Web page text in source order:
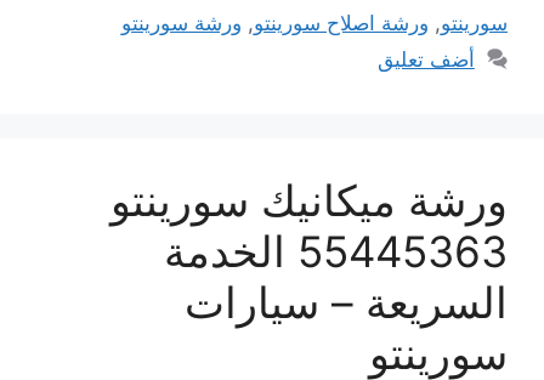
سورينتو, ورشة اصلاح سورينتو, ورشة سورينتو
أضف تعليق
ورشة ميكانيك سورينتو
55445363 الخدمة
السريعة – سيارات
سورينتو